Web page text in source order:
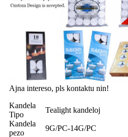
Ajna intereso, pls kontaktu nin!
Kandela
Tipo
Tealight kandeloj
Kandela
pezo
9G/PC-14G/PC